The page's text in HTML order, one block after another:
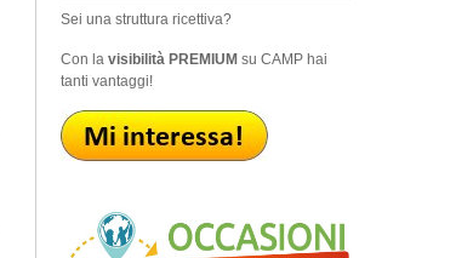
Sei una struttura ricettiva?
Con la visibilità PREMIUMsu CAMP hai
tanti vantaggi!